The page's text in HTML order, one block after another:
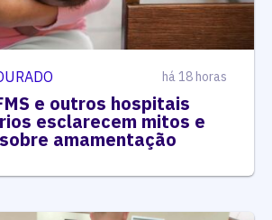
há 18 horas
e outros hospitais
esclarecem mitos e
amamentação